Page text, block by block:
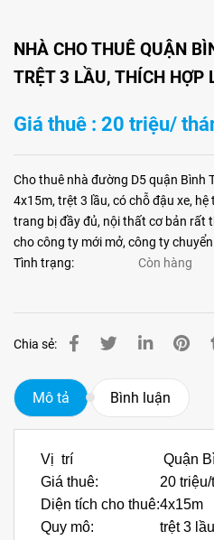
NHÀ CHO THUÊ QUẬN
TRỆT 3 LẦU, THÍCH HỢP
Giá thuê : 20 triệu/
Cho thuê nhà đường D5 quận Bình
4x15m, trệt 3 lầu, có chỗ đậu xe,
trang bị đầy đủ, nội thất cơ bản rất
cho công ty mới mở, công ty
Tình trạng:
Còn hàng
Chia sẻ:
Mô tả Bình luận
Vị trí
Quận
Giá thuê:
20
Diện tích cho thuê:4x15m
Quy mô:
trệt 3